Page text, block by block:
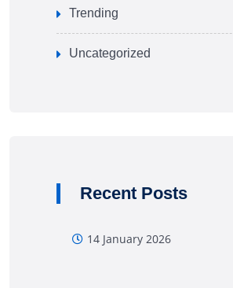
Trending
Uncategorized
Recent Posts
14 January 2026